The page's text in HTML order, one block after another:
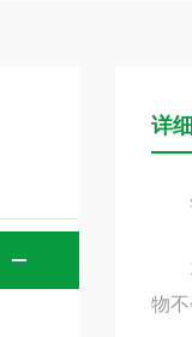
详
该
1
物